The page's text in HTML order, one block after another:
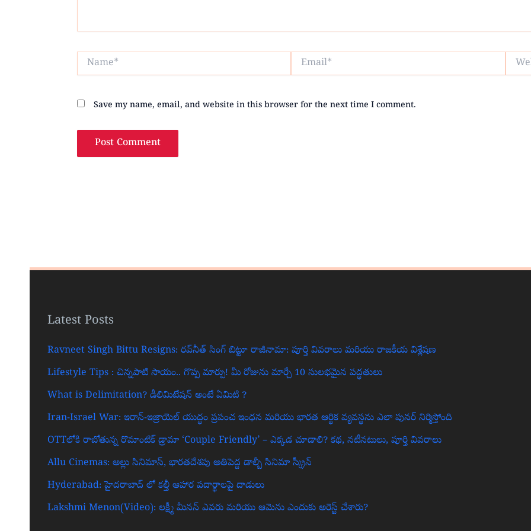
Name* Email*
Save my name, email, and website in this browser for the next time I comment.
Latest Posts
Ravneet Singh Bittu Resigns: రవ్‌నీత్ సింగ్ బిట్టూ రాజీనామా: పూర్తి వివరాలు మరియు రాజకీయ విశ్లేషణ
Lifestyle Tips : చిన్నపాటి సాయం.. గొప్ప మార్పు! మీ రోజును మార్చే 10 సులభమైన పద్ధతులు
What is Delimitation? డీలిమిటేషన్ అంటే ఏమిటి ?
Iran-Israel War: ఇరాన్-ఇజ్రాయెల్ యుద్ధం ప్రపంచ ఇంధన మరియు భారత ఆర్థిక వ్యవస్థను ఎలా పునర్ నిర్మిస్తోంది
OTTలోకి రాబోతున్న రొమాంటిక్ డ్రామా ‘Couple Friendly’ – ఎక్కడ చూడాలి? కథ, నటీనటులు, పూర్తి వివరాలు
Allu Cinemas: అల్లు సినిమాస్, భారతదేశపు అతిపెద్ద డాల్బీ సినిమా స్క్రీన్‌
Hyderabad: హైదరాబాద్‌ లో కల్తీ ఆహార పదార్థాలపై దాడులు
Lakshmi Menon(Video): లక్ష్మీ మీనన్ ఎవరు మరియు ఆమెను ఎందుకు అరెస్ట్ చేశారు?